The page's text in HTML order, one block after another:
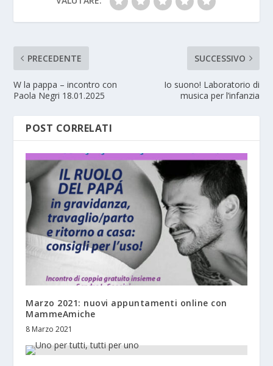
PRECEDENTE
W la pappa – incontro con
Paola Negri 18.01.2025
SUCCESSIVO
Io suono! Laboratorio di
musica per l’infanzia
POST CORRELATI
Marzo 2021: nuovi appuntamenti online con
MammeAmiche
8 Marzo 2021